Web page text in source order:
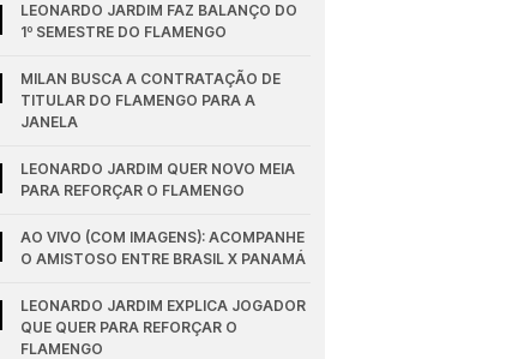
LEONARDO JARDIM FAZ BALANÇO DO
1º SEMESTRE DO FLAMENGO
MILAN BUSCA A CONTRATAÇÃO DE
TITULAR DO FLAMENGO PARA A
JANELA
LEONARDO JARDIM QUER NOVO MEIA
PARA REFORÇAR O FLAMENGO
AO VIVO (COM IMAGENS): ACOMPANHE
O AMISTOSO ENTRE BRASIL X PANAMÁ
LEONARDO JARDIM EXPLICA JOGADOR
QUE QUER PARA REFORÇAR O
FLAMENGO